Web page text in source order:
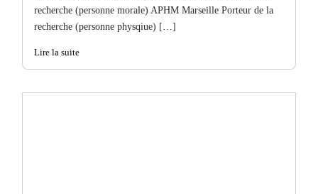
recherche (personne morale) APHM Marseille Porteur de la
recherche (personne physqiue) […]
Lire la suite